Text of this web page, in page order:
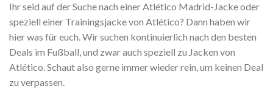
Ihr seid auf der Suche nach einer Atlético Madrid-Jacke oder
speziell einer Trainingsjacke von Atlético? Dann haben wir
hier was für euch. Wir suchen kontinuierlich nach den besten
Deals im Fußball, und zwar auch speziell zu Jacken von
Atlético. Schaut also gerne immer wieder rein, um keinen Deal
zu verpassen.